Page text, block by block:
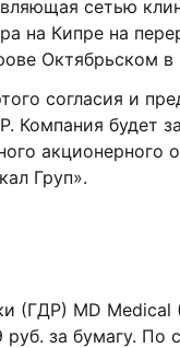
сетью
на Кипре на
Октябрьском в
согласия и
Компания будет
акционерного
Груп».
(ГДР) MD Medical
за бумагу. По